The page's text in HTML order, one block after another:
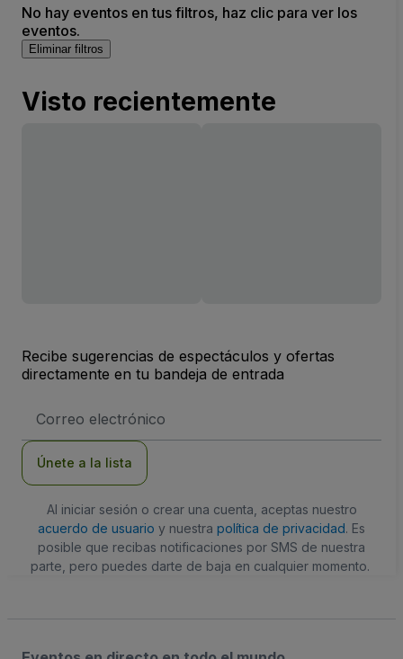
No hay eventos en tus filtros, haz clic para ver los
eventos.
Eliminar filtros
Visto recientemente
Recibe sugerencias de espectáculos y ofertas
directamente en tu bandeja de entrada
de
Únete a la lista
Al iniciar sesión o crear una cuenta, aceptas nuestro
acuerdo de usuario y nuestra política de privacidad. Es
posible que recibas notificaciones por SMS de nuestra
parte, pero puedes darte de baja en cualquier momento.